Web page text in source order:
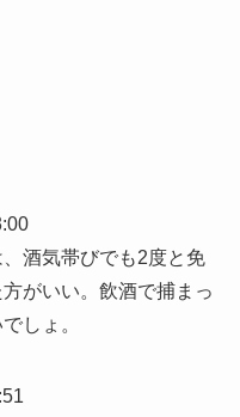
酒気帯びでも2度と免
がいい。飲酒で捕まっ
しょ。